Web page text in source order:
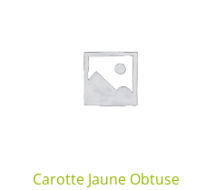
Carotte Jaune Obtuse